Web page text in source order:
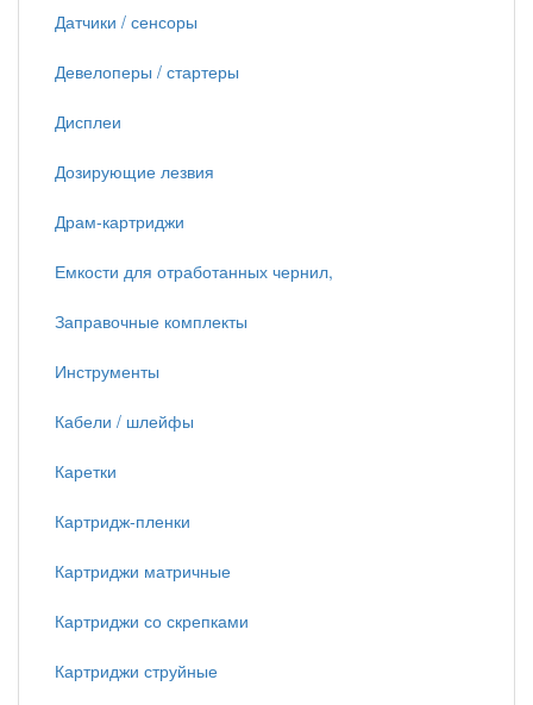
Датчики / сенсоры
Девелоперы / стартеры
Дисплеи
Дозирующие лезвия
Драм-картриджи
Емкости для отработанных чернил,
Заправочные комплекты
Инструменты
Кабели / шлейфы
Каретки
Картридж-пленки
Картриджи матричные
Картриджи со скрепками
Картриджи струйные